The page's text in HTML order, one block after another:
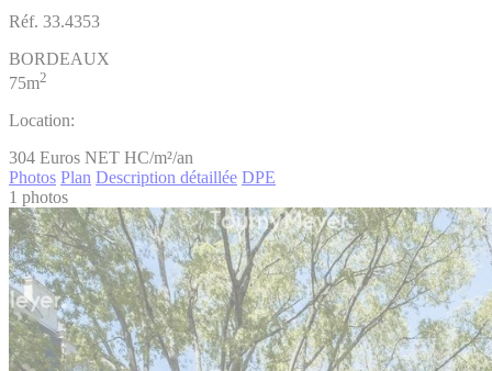
Réf. 33.4353
BORDEAUX
75m2
Location:
304 Euros NET HC/m²/an
Photos Plan Description détaillée DPE
1 photos